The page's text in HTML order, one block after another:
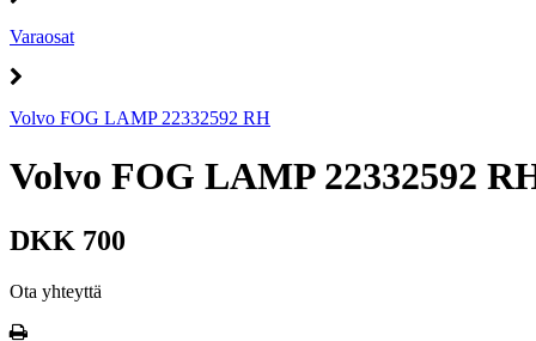
Varaosat
Volvo FOG LAMP 22332592 RH
Volvo FOG LAMP 22332592
DKK 700
Ota yhteyttä